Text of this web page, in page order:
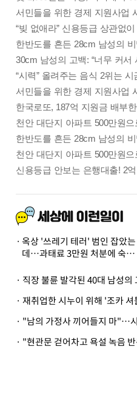
옥상 '쓰레기 테러' 범인 잡았는
데…과태료 3만원 처분에 숙박업